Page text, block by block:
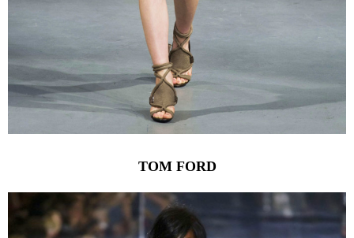
TOM FORD